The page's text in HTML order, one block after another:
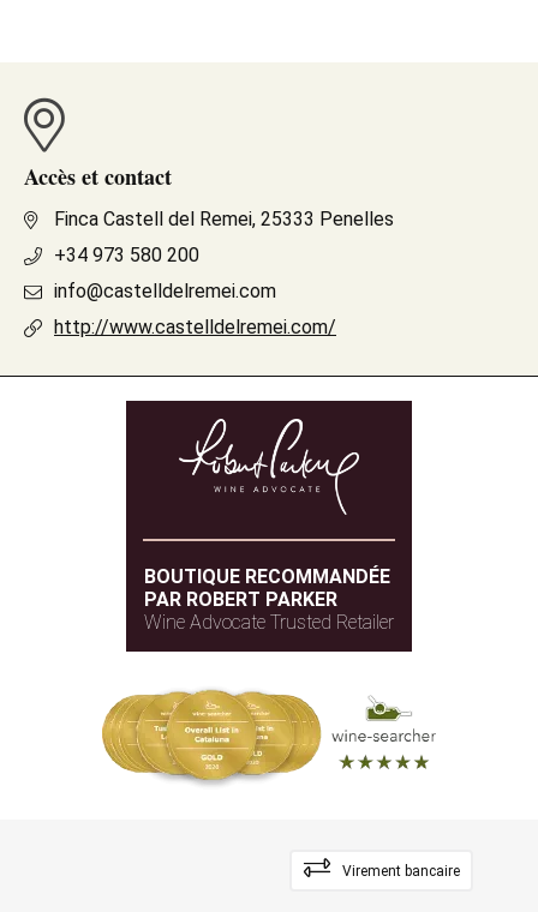
Accès et contact
Finca Castell del Remei, 25333 Penelles
+34 973 580 200
info@castelldelremei.com
http://www.castelldelremei.com/
BOUTIQUE RECOMMANDÉE
PAR ROBERT PARKER
Wine Advocate Trusted Retailer
Virement bancaire